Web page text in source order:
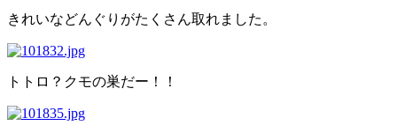
きれいなどんぐりがたくさん取れました。
トトロ？クモの巣だー！！